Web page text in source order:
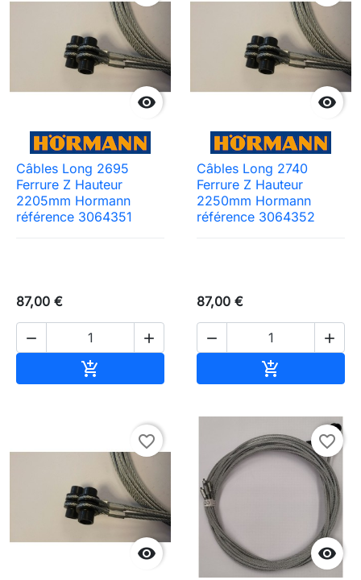

Câbles Long 2695
Ferrure Z Hauteur
2205mm Hormann
référence 3064351
87,00 €
 


Câbles Long 2740
Ferrure Z Hauteur
2250mm Hormann
référence 3064352
87,00 €
 


favorite_border

favorite_border